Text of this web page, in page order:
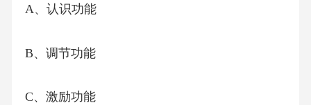
A、认识功能
B、调节功能
C、激励功能